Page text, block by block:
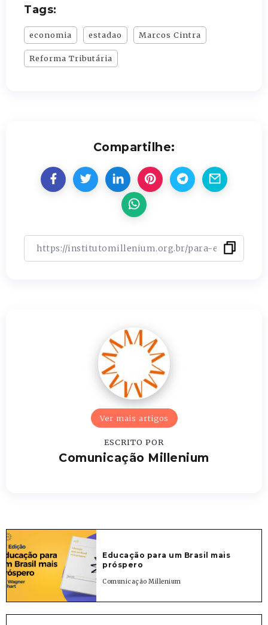
Tags:
economia estadao Marcos Cintra
Reforma Tributária
Compartilhe:
Ver mais artigos
ESCRITO POR
Comunicação Millenium
Educação para um Brasil mais
próspero
Comunicação Millenium